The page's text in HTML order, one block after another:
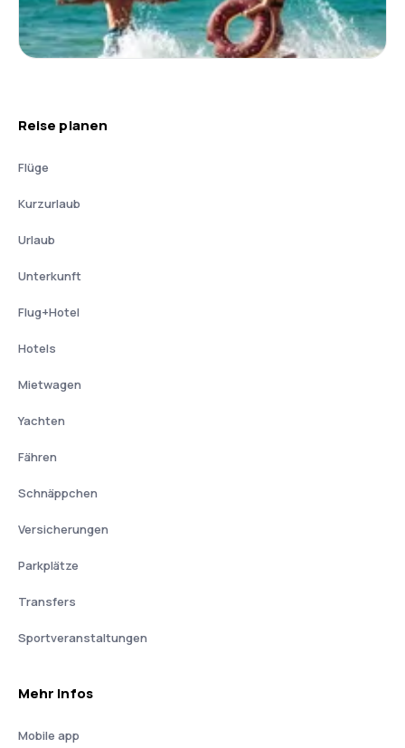
Reise planen
Flüge
Kurzurlaub
Urlaub
Unterkunft
Flug+Hotel
Hotels
Mietwagen
Yachten
Fähren
Schnäppchen
Versicherungen
Parkplätze
Transfers
Sportveranstaltungen
Mehr Infos
Mobile app